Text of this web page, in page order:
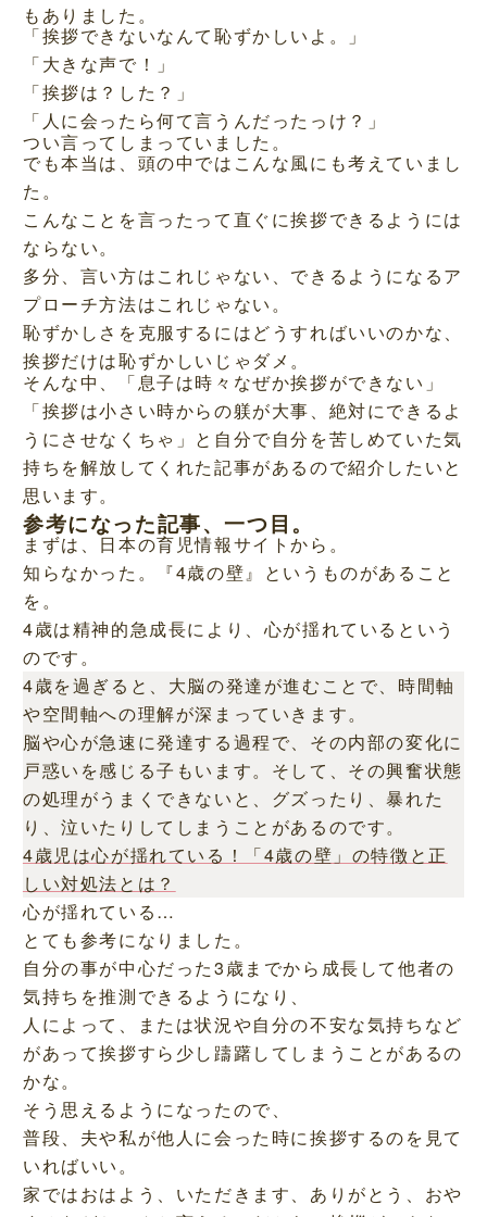
もありました。
「挨拶できないなんて恥ずかしいよ。」
「大きな声で！」
「挨拶は？した？」
「人に会ったら何て言うんだったっけ？」
つい言ってしまっていました。
でも本当は、頭の中ではこんな風にも考えていまし
た。
こんなことを言ったって直ぐに挨拶できるようには
ならない。
多分、言い方はこれじゃない、できるようになるア
プローチ方法はこれじゃない。
恥ずかしさを克服するにはどうすればいいのかな、
挨拶だけは恥ずかしいじゃダメ。
そんな中、「息子は時々なぜか挨拶ができない」
「挨拶は小さい時からの躾が大事、絶対にできるよ
うにさせなくちゃ」と自分で自分を苦しめていた気
持ちを解放してくれた記事があるので紹介したいと
思います。
参考になった記事、一つ目。
まずは、日本の育児情報サイトから。
知らなかった。『4歳の壁』というものがあること
を。
4歳は精神的急成長により、心が揺れているという
のです。
4歳を過ぎると、大脳の発達が進むことで、時間軸
や空間軸への理解が深まっていきます。
脳や心が急速に発達する過程で、その内部の変化に
戸惑いを感じる子もいます。そして、その興奮状態
の処理がうまくできないと、グズったり、暴れた
り、泣いたりしてしまうことがあるのです。
4歳児は心が揺れている！「4歳の壁」の特徴と正
しい対処法とは？
心が揺れている…
とても参考になりました。
自分の事が中心だった3歳までから成長して他者の
気持ちを推測できるようになり、
人によって、または状況や自分の不安な気持ちなど
があって挨拶すら少し躊躇してしまうことがあるの
かな。
そう思えるようになったので、
普段、夫や私が他人に会った時に挨拶するのを見て
いればいい。
家ではおはよう、いただきます、ありがとう、おや